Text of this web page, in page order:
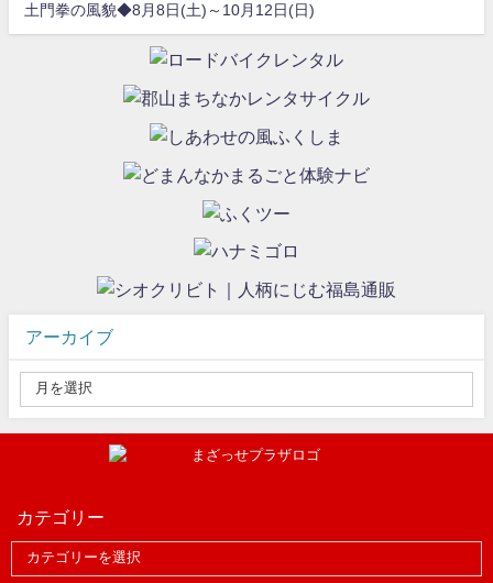
土門拳の風貌◆8月8日(土)～10月12日(日)
アーカイブ
カテゴリー